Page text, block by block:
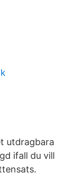
utdragbara
ifall du vill